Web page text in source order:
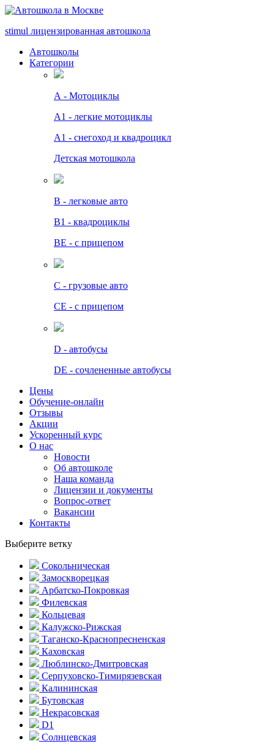
stimul лицензированная автошкола
Автошколы
Категории
А - Мотоциклы
A1 - легкие мотоциклы
A1 - снегоход и квадроцикл
Детская мотошкола
B - легковые авто
В1 - квадроциклы
BE - с прицепом
C - грузовые авто
СЕ - с прицепом
D - автобусы
DE - сочлененные автобусы
Цены
Обучение-онлайн
Отзывы
Акции
Ускоренный курс
О нас
Новости
Об автошколе
Наша команда
Лицензии и документы
Вопрос-ответ
Вакансии
Контакты
Выберите ветку
Сокольническая
Замоскворецкая
Арбатско-Покровкая
Филевская
Кольцевая
Калужско-Рижская
Таганско-Краснопресненская
Каховская
Люблинско-Дмитровская
Серпуховско-Тимирязевская
Калининская
Бутовская
Некрасовская
D1
Солнцевская